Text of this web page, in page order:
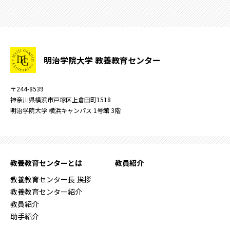
明治学院大学 教養教育センター
〒244-8539
神奈川県横浜市戸塚区上倉田町1518
明治学院大学 横浜キャンパス 1号館 3階
教養教育センターとは
教養教育センター長 挨拶
教養教育センター紹介
教員紹介
助手紹介
教員紹介